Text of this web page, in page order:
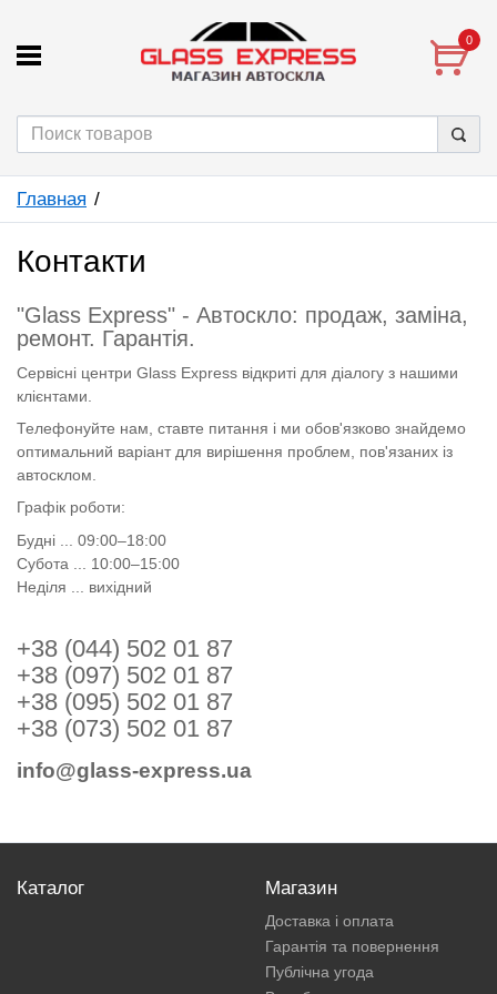
0
Главная
Контакти
"Glass Express" - Автоскло: продаж, заміна,
ремонт. Гарантія.
Сервісні центри Glass Express відкриті для діалогу з нашими
клієнтами.
Телефонуйте нам, ставте питання і ми обов'язково знайдемо
оптимальний варіант для вирішення проблем, пов'язаних із
автосклом.
Графік роботи:
Будні ... 09:00–18:00
Субота ... 10:00–15:00
Неділя ... вихідний
+38 (044) 502 01 87
+38 (097) 502 01 87
+38 (095) 502 01 87
+38 (073) 502 01 87
info@glass-express.ua
Каталог Магазин
Доставка і оплата
Гарантія та повернення
Публічна угода